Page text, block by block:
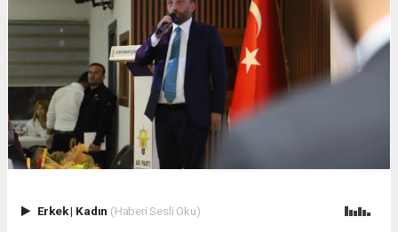
Erkek| Kadın (Haberi Sesli Oku)